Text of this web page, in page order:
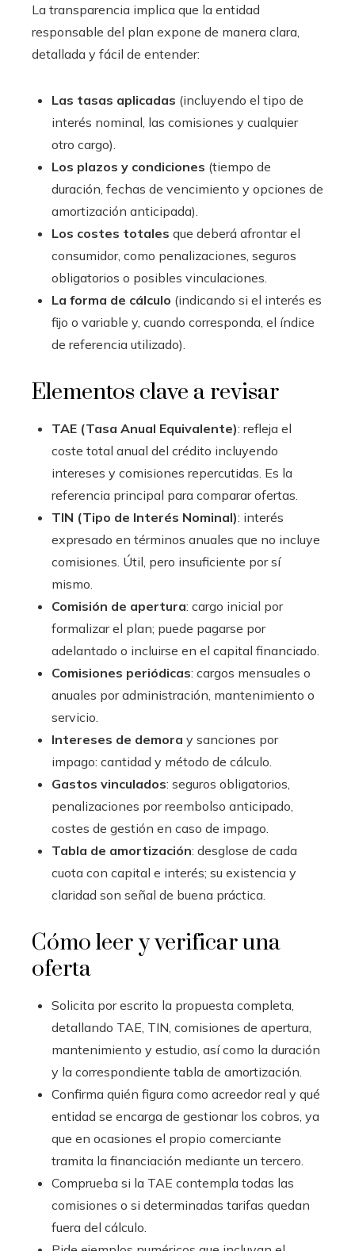
La transparencia implica que la entidad
responsable del plan expone de manera clara,
detallada y fácil de entender:
Las tasas aplicadas (incluyendo el tipo de
interés nominal, las comisiones y cualquier
otro cargo).
Los plazos y condiciones (tiempo de
duración, fechas de vencimiento y opciones de
amortización anticipada).
Los costes totales que deberá afrontar el
consumidor, como penalizaciones, seguros
obligatorios o posibles vinculaciones.
La forma de cálculo (indicando si el interés es
fijo o variable y, cuando corresponda, el índice
de referencia utilizado).
Elementos clave a revisar
TAE (Tasa Anual Equivalente): refleja el
coste total anual del crédito incluyendo
intereses y comisiones repercutidas. Es la
referencia principal para comparar ofertas.
TIN (Tipo de Interés Nominal): interés
expresado en términos anuales que no incluye
comisiones. Útil, pero insuficiente por sí
mismo.
Comisión de apertura: cargo inicial por
formalizar el plan; puede pagarse por
adelantado o incluirse en el capital financiado.
Comisiones periódicas: cargos mensuales o
anuales por administración, mantenimiento o
servicio.
Intereses de demora y sanciones por
impago: cantidad y método de cálculo.
Gastos vinculados: seguros obligatorios,
penalizaciones por reembolso anticipado,
costes de gestión en caso de impago.
Tabla de amortización: desglose de cada
cuota con capital e interés; su existencia y
claridad son señal de buena práctica.
Cómo leer y verificar una
oferta
Solicita por escrito la propuesta completa,
detallando TAE, TIN, comisiones de apertura,
mantenimiento y estudio, así como la duración
y la correspondiente tabla de amortización.
Confirma quién figura como acreedor real y qué
entidad se encarga de gestionar los cobros, ya
que en ocasiones el propio comerciante
tramita la financiación mediante un tercero.
Comprueba si la TAE contempla todas las
comisiones o si determinadas tarifas quedan
fuera del cálculo.